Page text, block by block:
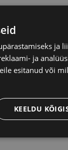
и Finnair
(отель Hilton
ja
ja
esitanud või
KEELDU